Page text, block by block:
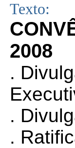
Texto:
2008
.
.
.